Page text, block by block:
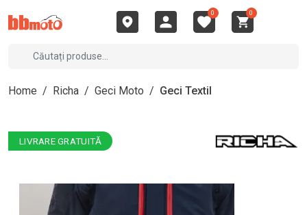
0 0
Home / Richa / Geci Moto / Geci Textil
LIVRARE GRATUITĂ